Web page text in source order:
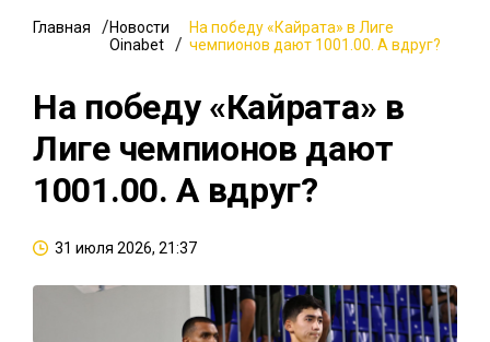
Главная
Новости
Oinabet
На победу «Кайрата» в Лиге
чемпионов дают 1001.00. А вдруг?
На победу «Кайрата» в
Лиге чемпионов дают
1001.00. А вдруг?
31 июля 2026, 21:37